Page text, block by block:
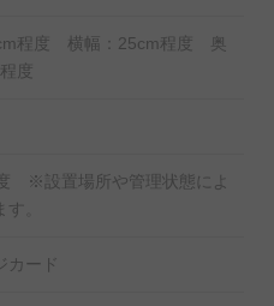
程度 横幅：25cm程度 奥
度
※設置場所や管理状態によ
。
カード